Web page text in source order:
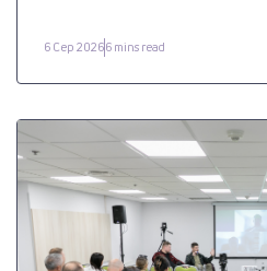
6 Сер 20266 mins read